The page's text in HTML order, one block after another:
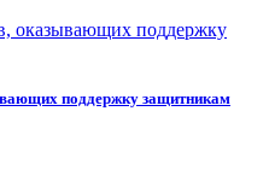
поддержку защитникам